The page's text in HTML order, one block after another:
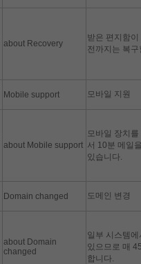
about Recovery
받은 편지함
전까지는 복
Mobile support 모바일 지원
about Mobile support
모바일 장치
서 10분 메일
있습니다.
Domain changed 도메인 변경
about Domain
changed
일부 시스템
있으므로 매
합니다.